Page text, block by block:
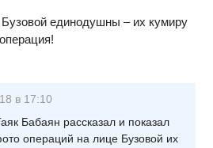
Бузовой единодушны – их кумиру
в 17:10
Бабаян рассказал и показал
операций на лице Бузовой их